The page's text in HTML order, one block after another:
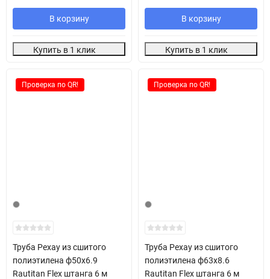
В корзину
Купить в 1 клик
В корзину
Купить в 1 клик
Проверка по QR!
Труба Рехау из сшитого
полиэтилена ф50х6.9
Rautitan Flex штанга 6 м
Проверка по QR!
Труба Рехау из сшитого
полиэтилена ф63х8.6
Rautitan Flex штанга 6 м